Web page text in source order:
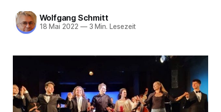
Wolfgang Schmitt
18 Mai 2022 —3 Min. Lesezeit